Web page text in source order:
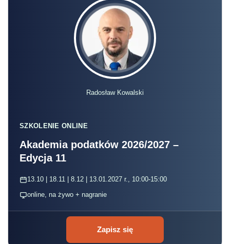
Radosław Kowalski
SZKOLENIE ONLINE
Akademia podatków 2026/2027 –
Edycja 11
13.10 | 18.11 | 8.12 | 13.01.2027 r., 10:00-15:00
online, na żywo + nagranie
Zapisz się